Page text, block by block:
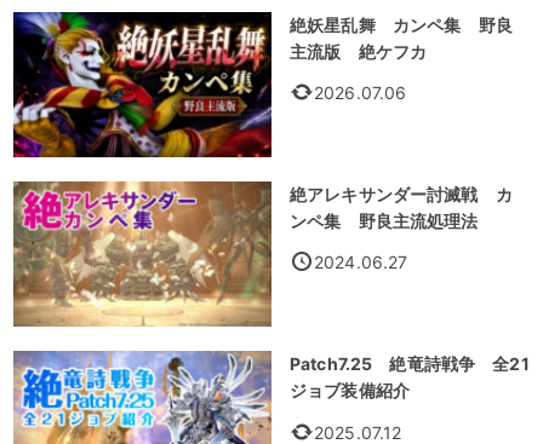
絶妖星乱舞 カンペ集 野良
主流版 絶ケフカ
2026.07.06
絶アレキサンダー討滅戦 カ
ンペ集 野良主流処理法
2024.06.27
Patch7.25 絶竜詩戦争 全21
ジョブ装備紹介
2025.07.12